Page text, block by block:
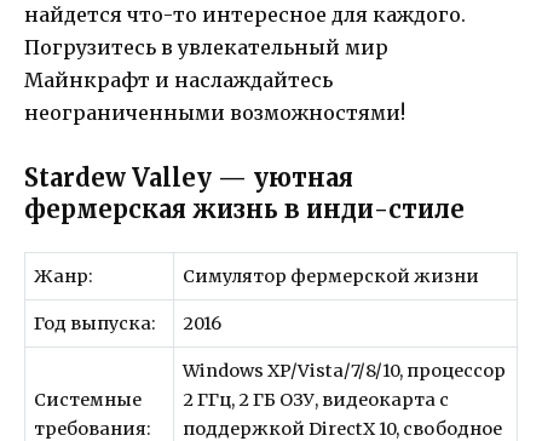
найдется что-то интересное для каждого.
Погрузитесь в увлекательный мир
Майнкрафт и наслаждайтесь
неограниченными возможностями!
Stardew Valley — уютная
фермерская жизнь в инди-стиле
Жанр: Симулятор фермерской жизни
Год выпуска: 2016
Системные
требования:
Windows XP/Vista/7/8/10, процессор
2 ГГц, 2 ГБ ОЗУ, видеокарта с
поддержкой DirectX 10, свободное